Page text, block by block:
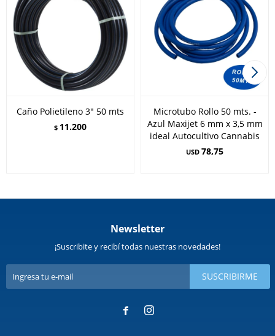
Caño Polietileno 3" 50 mts
$ 11.200
Microtubo Rollo 50 mts. -
Azul Maxijet 6 mm x 3,5 mm
ideal Autocultivo Cannabis
USD 78,75
Newsletter
¡Suscribite y recibí todas nuestras novedades!
SUSCRIBIRME
 